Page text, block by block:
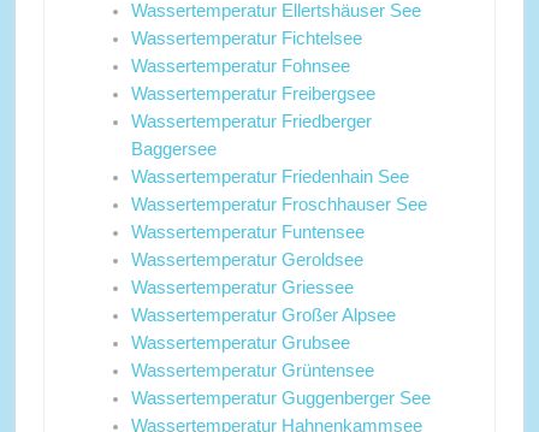
Wassertemperatur Ellertshäuser See
Wassertemperatur Fichtelsee
Wassertemperatur Fohnsee
Wassertemperatur Freibergsee
Wassertemperatur Friedberger
Baggersee
Wassertemperatur Friedenhain See
Wassertemperatur Froschhauser See
Wassertemperatur Funtensee
Wassertemperatur Geroldsee
Wassertemperatur Griessee
Wassertemperatur Großer Alpsee
Wassertemperatur Grubsee
Wassertemperatur Grüntensee
Wassertemperatur Guggenberger See
Wassertemperatur Hahnenkammsee